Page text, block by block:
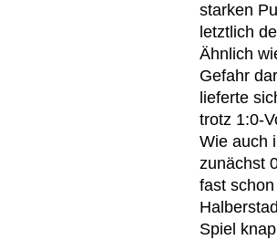
starken
letztlich
Ähnlich
Gefahr
lieferte
trotz 1:0-
Wie auch
zunächst
fast
Spiel